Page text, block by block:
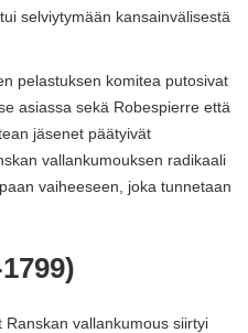
selviytymään kansainvälisestä
pelastuksen komitea putosivat
asiassa sekä Robespierre että
jäsenet päätyivät
vallankumouksen radikaali
vaiheeseen, joka tunnetaan
vallankumous siirtyi